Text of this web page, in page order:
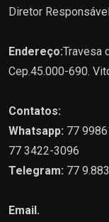
Diretor
Endereço:Travesa
Cep.45.000-690.
Contatos:
Whatsapp: 77
77 3422-3096
Telegram: 77
Email.